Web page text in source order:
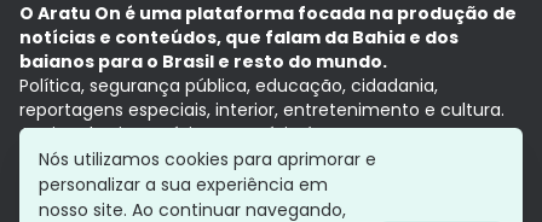
O Aratu On é uma plataforma focada na produção de
notícias e conteúdos, que falam da Bahia e dos
baianos para o Brasil e resto do mundo.
Política, segurança pública, educação, cidadania,
reportagens especiais, interior, entretenimento e cultura.
Aqui, tudo vira notícia e a notícia é no tempo presente,
com a credibilidade do Grupo Aratu.
Grupo Aratu
Política de privacidade
Nós utilizamos cookies para aprimorar e
personalizar a sua experiência em
nosso site. Ao continuar navegando,